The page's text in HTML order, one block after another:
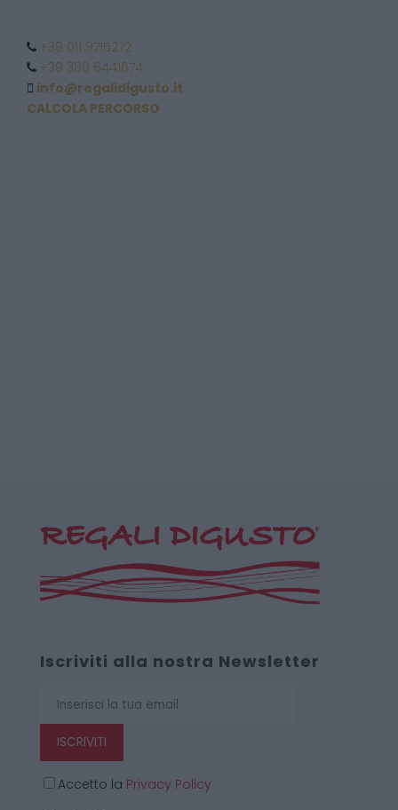
+39 011 9715272
+39 380 6441674
info@regalidigusto.it
CALCOLA PERCORSO
Iscriviti alla nostra Newsletter
ISCRIVITI
Accetto la Privacy Policy